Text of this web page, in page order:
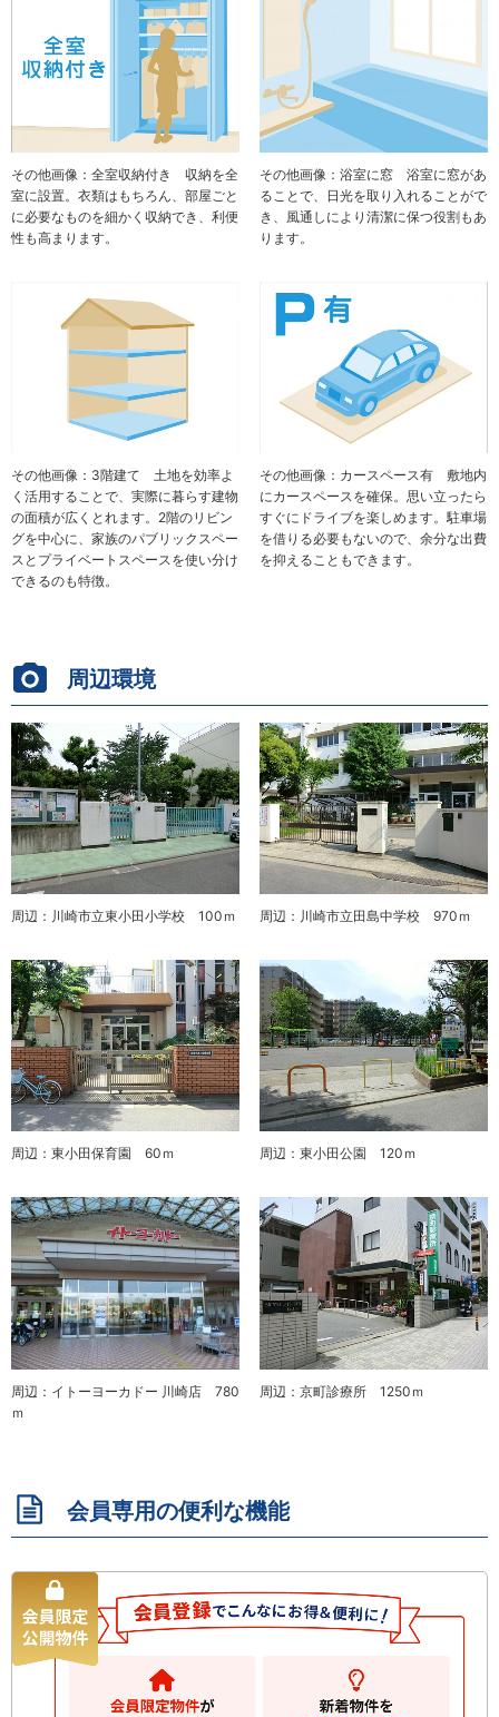
その他画像：全室収納付き 収納を全
室に設置。衣類はもちろん、部屋ごと
に必要なものを細かく収納でき、利便
性も高まります。
その他画像：浴室に窓 浴室に窓があ
ることで、日光を取り入れることがで
き、風通しにより清潔に保つ役割もあ
ります。
その他画像：3階建て 土地を効率よ
く活用することで、実際に暮らす建物
の面積が広くとれます。2階のリビン
グを中心に、家族のパブリックスペー
スとプライベートスペースを使い分け
できるのも特徴。
その他画像：カースペース有 敷地内
にカースペースを確保。思い立ったら
すぐにドライブを楽しめます。駐車場
を借りる必要もないので、余分な出費
を抑えることもできます。
周辺環境
周辺：川崎市立東小田小学校 100ｍ 周辺：川崎市立田島中学校 970ｍ
周辺：東小田保育園 60ｍ 周辺：東小田公園 120ｍ
周辺：イトーヨーカドー 川崎店 780
ｍ
周辺：京町診療所 1250ｍ
会員専用の便利な機能